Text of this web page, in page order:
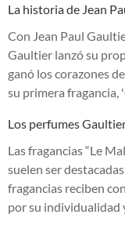
La historia de Jean
Con Jean Paul
Gaultier lanzó su
ganó los corazones
su primera fragancia,
Los perfumes
Las fragancias “Le
suelen ser
fragancias reciben
por su individualidad